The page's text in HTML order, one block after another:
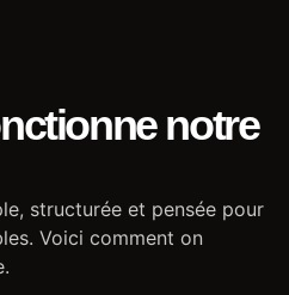
notre
structurée et pensée pour
Voici comment on